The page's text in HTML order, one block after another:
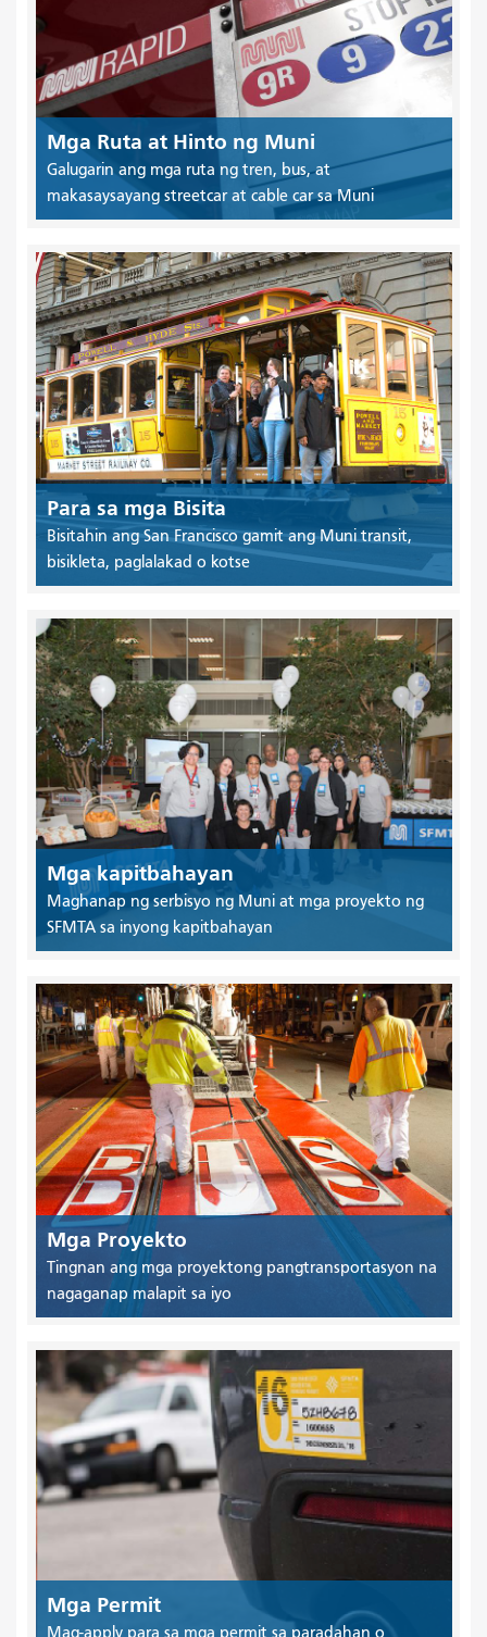
Mga Ruta at Hinto ng Muni
Galugarin ang mga ruta ng tren, bus, at
makasaysayang streetcar at cable car sa Muni
Para sa mga Bisita
Bisitahin ang San Francisco gamit ang Muni transit,
bisikleta, paglalakad o kotse
Mga kapitbahayan
Maghanap ng serbisyo ng Muni at mga proyekto ng
SFMTA sa inyong kapitbahayan
Mga Proyekto
Tingnan ang mga proyektong pangtransportasyon na
nagaganap malapit sa iyo
Mga Permit
Mag-apply para sa mga permit sa paradahan o